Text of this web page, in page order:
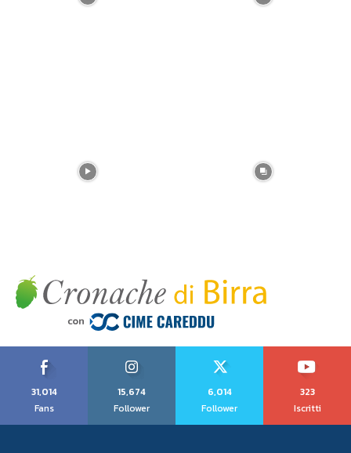
31,014
Fans
15,674
Follower
6,014
Follower
323
Iscritti